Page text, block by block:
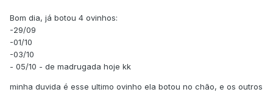
Bom dia, já botou 4 ovinhos:
-29/09
-01/10
-03/10
- 05/10 - de madrugada hoje kk
minha duvida é esse ultimo ovinho ela botou no chão, e os outros